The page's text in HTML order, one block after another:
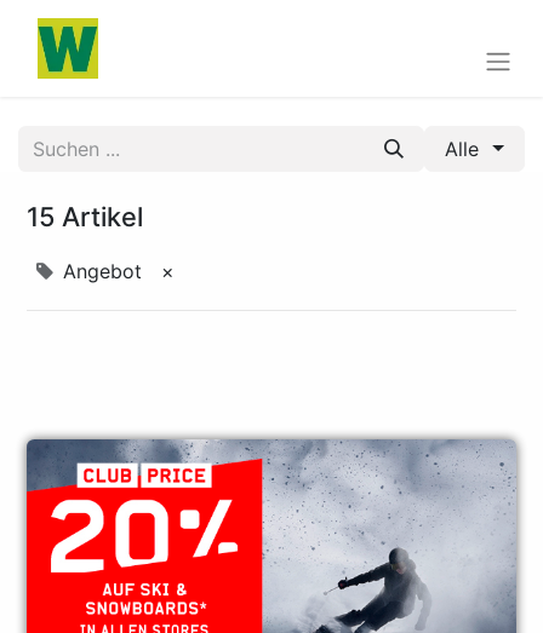
Alle
15 Artikel
Angebot ×